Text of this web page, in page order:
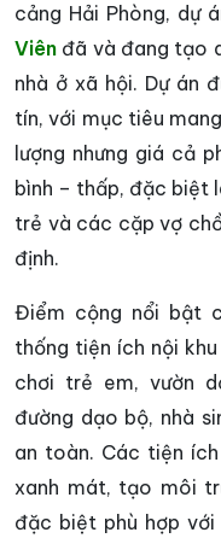
cảng Hải Phòng, dự
Viên đã và đang tạo
nhà ở xã hội. Dự án
tín, với mục tiêu
lượng nhưng giá cả
bình – thấp, đặc biệt
trẻ và các cặp vợ
định.
Điểm cộng nổi bật
thống tiện ích nội
chơi trẻ em, vườn
đường dạo bộ, nhà
an toàn. Các tiện
xanh mát, tạo môi
đặc biệt phù hợp